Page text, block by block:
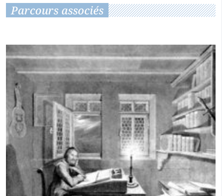
Parcours associés